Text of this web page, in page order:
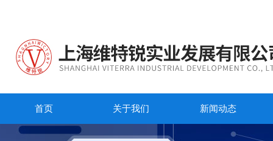
首页 关于我们 新闻动态